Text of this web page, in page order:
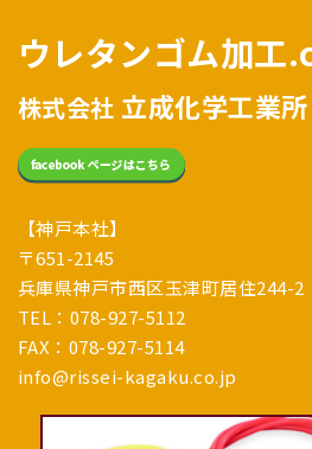
ウレタンゴム加工
株式会社 立成化学工業所
【神戸本社】
〒651-2145
兵庫県神戸市西区玉津町居住244-2
TEL：078-927-5112
FAX：078-927-5114
info@rissei-kagaku.co.jp